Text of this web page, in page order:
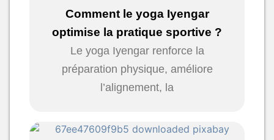
Comment le yoga Iyengar
optimise la pratique sportive ?
Le yoga Iyengar renforce la
préparation physique, améliore
l’alignement, la